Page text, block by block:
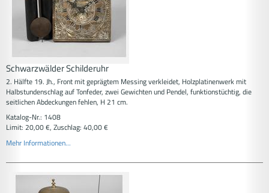
Schwarzwälder Schilderuhr
2. Hälfte 19. Jh., Front mit geprägtem Messing verkleidet, Holzplatinenwerk mit
Halbstundenschlag auf Tonfeder, zwei Gewichten und Pendel, funktionstüchtig, die
seitlichen Abdeckungen fehlen, H 21 cm.
Katalog-Nr.: 1408
Limit: 20,00 €, Zuschlag: 40,00 €
Mehr Informationen...